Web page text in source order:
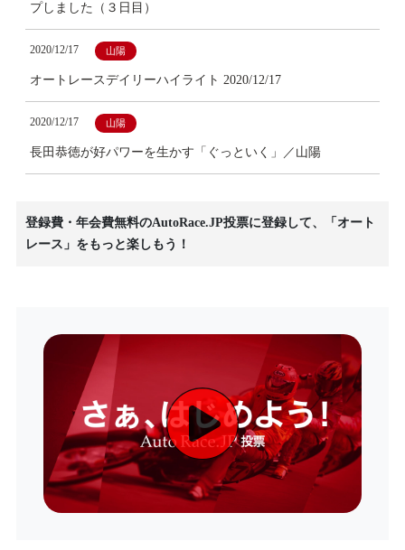
プしました（３日目）
2020/12/17 山陽
オートレースデイリーハイライト 2020/12/17
2020/12/17 山陽
長田恭徳が好パワーを生かす「ぐっといく」／山陽
登録費・年会費無料のAutoRace.JP投票に登録して、「オート
レース」をもっと楽しもう！